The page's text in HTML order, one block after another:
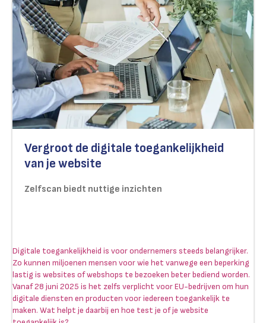
Vergroot de digitale toegankelijkheid
van je website
Zelfscan biedt nuttige inzichten
Digitale toegankelijkheid is voor ondernemers steeds belangrijker.
Zo kunnen miljoenen mensen voor wie het vanwege een beperking
lastig is websites of webshops te bezoeken beter bediend worden.
Vanaf 28 juni 2025 is het zelfs verplicht voor EU-bedrijven om hun
digitale diensten en producten voor iedereen toegankelijk te
maken. Wat helpt je daarbij en hoe test je of je website